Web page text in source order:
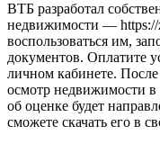
ВТБ разработал
недвижимости — https://
воспользоваться им,
документов. Оплатите
личном кабинете.
осмотр недвижимости в
об оценке будет
сможете скачать его в